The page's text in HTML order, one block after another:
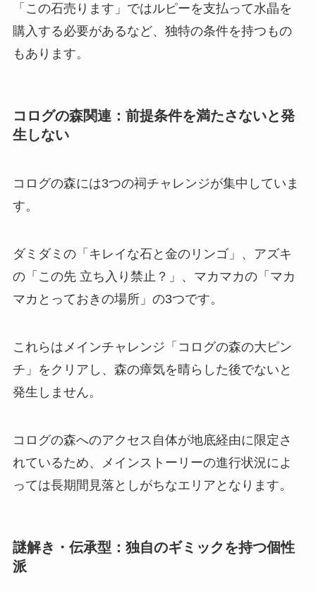
「この石売ります」ではルピーを支払って水晶を
購入する必要があるなど、独特の条件を持つもの
もあります。
コログの森関連：前提条件を満たさないと発
生しない
コログの森には3つの祠チャレンジが集中していま
す。
ダミダミの「キレイな石と金のリンゴ」、アズキ
の「この先 立ち入り禁止？」、マカマカの「マカ
マカとっておきの場所」の3つです。
これらはメインチャレンジ「コログの森の大ピン
チ」をクリアし、森の瘴気を晴らした後でないと
発生しません。
コログの森へのアクセス自体が地底経由に限定さ
れているため、メインストーリーの進行状況によ
っては長期間見落としがちなエリアとなります。
謎解き・伝承型：独自のギミックを持つ個性
派